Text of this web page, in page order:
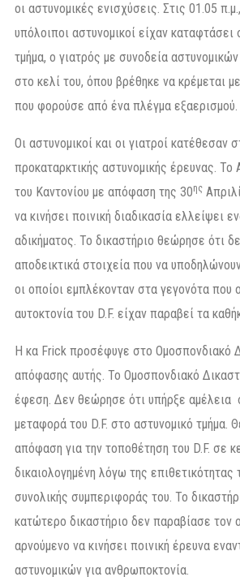
οι αστυνομικές ενισχύσεις. Στις 01.05
υπόλοιποι αστυνομικοί είχαν καταφτάσει
τμήμα, ο γιατρός με συνοδεία
στο κελί του, όπου βρέθηκε να κρέμεται
που φορούσε από ένα πλέγμα εξαερισμού.
Οι αστυνομικοί και οι γιατροί κατέθεσαν
προκαταρκτικής αστυνομικής έρευνας. Το
του Καντονίου με απόφαση της 30ης
να κινήσει ποινική διαδικασία ελλείψει
αδικήματος. Το δικαστήριο θεώρησε ότι
αποδεικτικά στοιχεία που να
οι οποίοι εμπλέκονταν στα γεγονότα που
αυτοκτονία του D.F. είχαν παραβεί τα
Η κα Frick προσέφυγε στο Ομοσπονδιακό
απόφασης αυτής. Το Ομοσπονδιακό
έφεση. Δεν θεώρησε ότι υπήρξε αμέλεια
μεταφορά του D.F. στο αστυνομικό τμήμα.
απόφαση για την τοποθέτηση του D.F. σε
δικαιολογημένη λόγω της επιθετικότητας
συνολικής συμπεριφοράς του. Το
κατώτερο δικαστήριο δεν παραβίασε τον
αρνούμενο να κινήσει ποινική έρευνα
αστυνομικών για ανθρωποκτονία.